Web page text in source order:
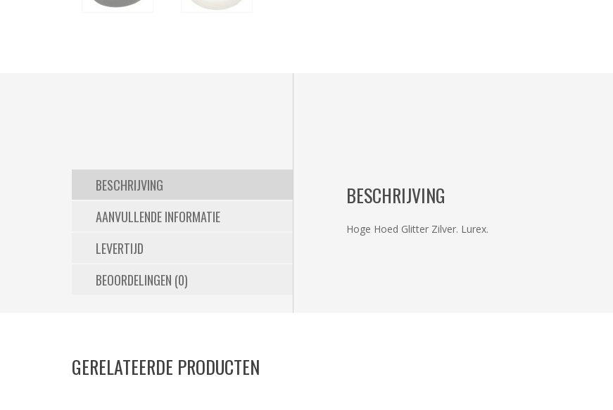
BESCHRIJVING
AANVULLENDE INFORMATIE
LEVERTIJD
BEOORDELINGEN (0)
BESCHRIJVING
Hoge Hoed Glitter Zilver. Lurex.
GERELATEERDE PRODUCTEN